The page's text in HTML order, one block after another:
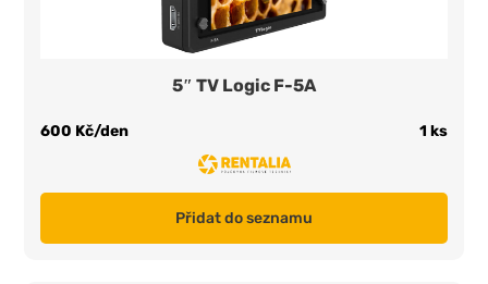
5″ TV Logic F-5A
600 Kč/den 1 ks
Přidat do seznamu